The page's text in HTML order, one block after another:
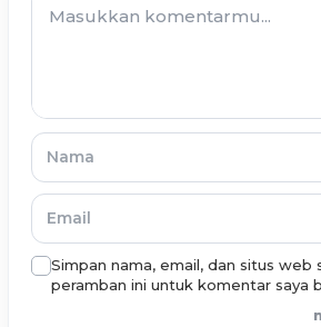
Simpan nama, email, dan situs web
peramban ini untuk komentar saya